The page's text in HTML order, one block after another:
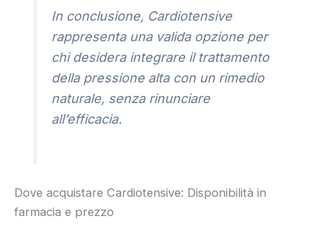
In conclusione, Cardiotensive
rappresenta una valida opzione per
chi desidera integrare il trattamento
della pressione alta con un rimedio
naturale, senza rinunciare
all’efficacia.
Dove acquistare Cardiotensive: Disponibilità in
farmacia e prezzo